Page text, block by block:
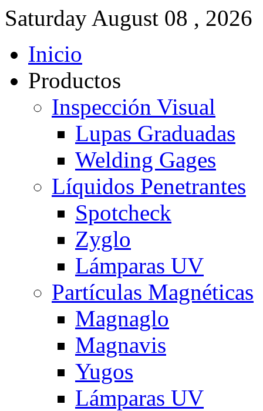
Saturday August 08 , 2026
Inicio
Productos
Inspección Visual
Lupas Graduadas
Welding Gages
Líquidos Penetrantes
Spotcheck
Zyglo
Lámparas UV
Partículas Magnéticas
Magnaglo
Magnavis
Yugos
Lámparas UV